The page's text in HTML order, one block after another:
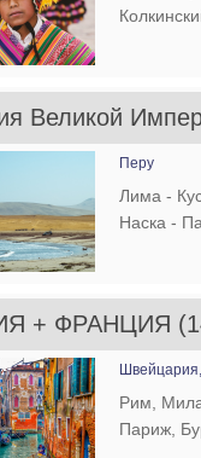
Великой
Перу
Лима -
Наска -
+ ФРАНЦИЯ
Швейцария,
Рим,
Париж,